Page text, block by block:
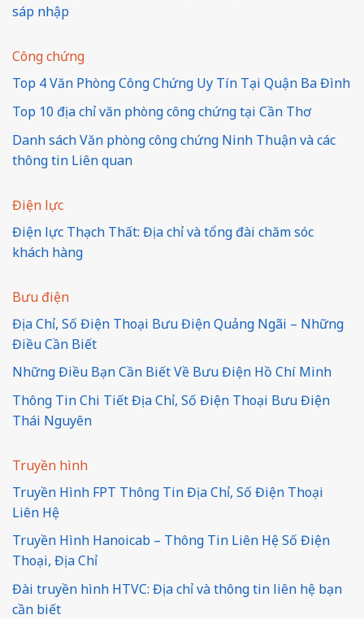
sáp nhập
Công chứng
Top 4 Văn Phòng Công Chứng Uy Tín Tại Quận Ba Đình
Top 10 địa chỉ văn phòng công chứng tại Cần Thơ
Danh sách Văn phòng công chứng Ninh Thuận và các
thông tin Liên quan
Điện lực
Điện lực Thạch Thất: Địa chỉ và tổng đài chăm sóc
khách hàng
Bưu điện
Địa Chỉ, Số Điện Thoại Bưu Điện Quảng Ngãi – Những
Điều Cần Biết
Những Điều Bạn Cần Biết Về Bưu Điện Hồ Chí Minh
Thông Tin Chi Tiết Địa Chỉ, Số Điện Thoại Bưu Điện
Thái Nguyên
Truyền hình
Truyền Hình FPT Thông Tin Địa Chỉ, Số Điện Thoại
Liên Hệ
Truyền Hình Hanoicab – Thông Tin Liên Hệ Số Điện
Thoại, Địa Chỉ
Đài truyền hình HTVC: Địa chỉ và thông tin liên hệ bạn
cần biết